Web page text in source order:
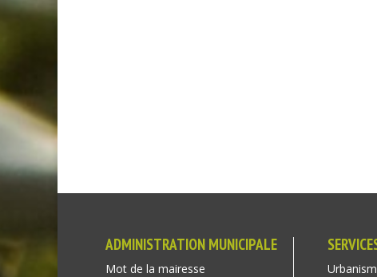
ADMINISTRATION MUNICIPALE
Mot de la mairesse